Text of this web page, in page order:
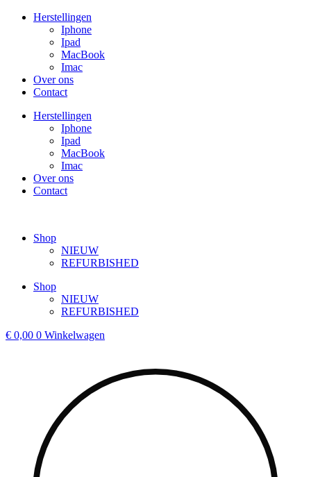
Herstellingen
Iphone
Ipad
MacBook
Imac
Over ons
Contact
Herstellingen
Iphone
Ipad
MacBook
Imac
Over ons
Contact
Shop
NIEUW
REFURBISHED
Shop
NIEUW
REFURBISHED
€ 0,00 0 Winkelwagen